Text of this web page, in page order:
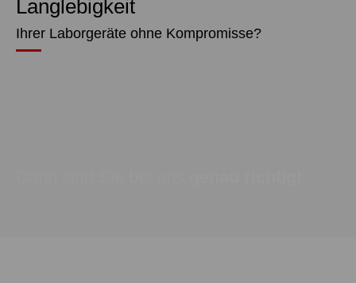
Langlebigkeit
Ihrer Laborgeräte ohne Kompromisse?